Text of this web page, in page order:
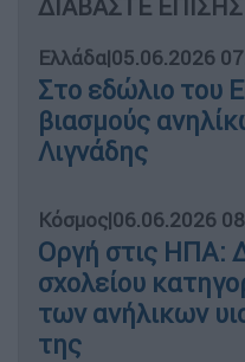
ΔΙΑΒΑΣΤΕ ΕΠΙΣΗΣ
Ελλάδα|05.06.2026
Στο εδώλιο του
βιασμούς
Λιγνάδης
Κόσμος|06.06.2026
Οργή στις ΗΠΑ:
σχολείου
των ανήλικων
της